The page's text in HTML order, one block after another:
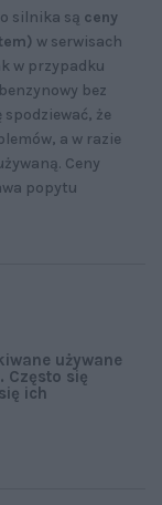
silnika są ceny
w serwisach
w przypadku
bez
że
a w razie
Ceny
popytu
używane
Często się
ich